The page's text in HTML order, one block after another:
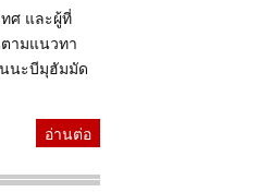
ศ และผู้ที่
ามแนวทา
นะบีมุฮัมมัด
อ่านต่อ